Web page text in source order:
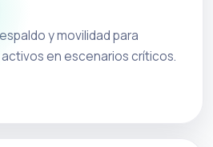
y movilidad para
en escenarios críticos.